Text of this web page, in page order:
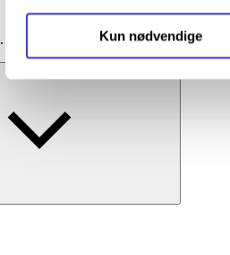
Du kan lese mer om hvordan
personopplysninger på vår side
Kun nødvendige